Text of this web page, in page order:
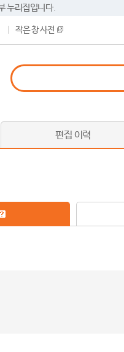
누리집입니다.
작은 창 사전
편집 이력